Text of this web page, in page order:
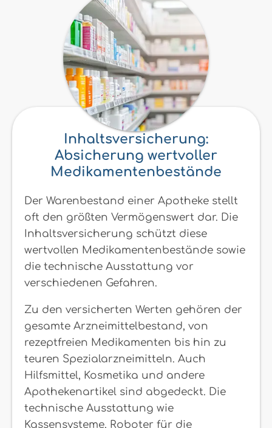
Inhaltsversicherung:
Absicherung wertvoller
Medikamentenbestände
Der Warenbestand einer Apotheke stellt
oft den größten Vermögenswert dar. Die
Inhaltsversicherung schützt diese
wertvollen Medikamentenbestände sowie
die technische Ausstattung vor
verschiedenen Gefahren.
Zu den versicherten Werten gehören der
gesamte Arzneimittelbestand, von
rezeptfreien Medikamenten bis hin zu
teuren Spezialarzneimitteln. Auch
Hilfsmittel, Kosmetika und andere
Apothekenartikel sind abgedeckt. Die
technische Ausstattung wie
Kassensysteme, Roboter für die